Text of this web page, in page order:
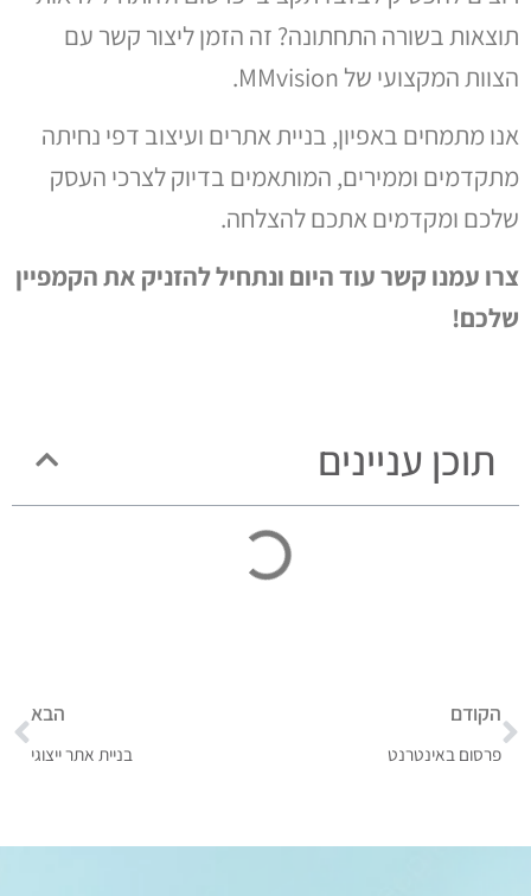
תוצאות בשורה התחתונה? זה הזמן ליצור קשר עם
הצוות המקצועי של MMvision.
אנו מתמחים באפיון, בניית אתרים ועיצוב דפי נחיתה
מתקדמים וממירים, המותאמים בדיוק לצרכי העסק
שלכם ומקדמים אתכם להצלחה.
צרו עמנו קשר עוד היום ונתחיל להזניק את הקמפיין
שלכם!
תוכן עניינים
הקודם
פרסום באינטרנט
הבא
בניית אתר ייצוגי